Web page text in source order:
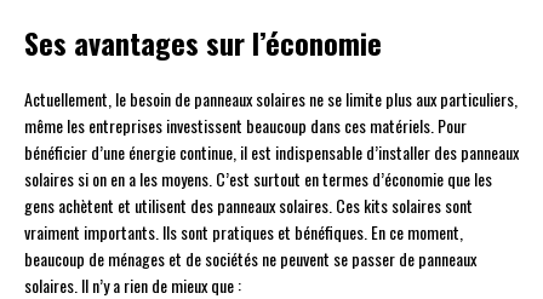
Ses avantages sur l’économie
Actuellement, le besoin de panneaux solaires ne se limite plus aux particuliers,
même les entreprises investissent beaucoup dans ces matériels. Pour
bénéficier d’une énergie continue, il est indispensable d’installer des panneaux
solaires si on en a les moyens. C’est surtout en termes d’économie que les
gens achètent et utilisent des panneaux solaires. Ces kits solaires sont
vraiment importants. Ils sont pratiques et bénéfiques. En ce moment,
beaucoup de ménages et de sociétés ne peuvent se passer de panneaux
solaires. Il n’y a rien de mieux que :